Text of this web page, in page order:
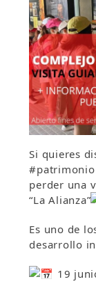
Si quieres
#patrimonio
perder una
“La Alianza”
Es uno de
desarrollo
19